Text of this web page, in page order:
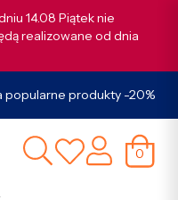
14.08 Piątek nie
realizowane od dnia
popularne produkty -20%
0